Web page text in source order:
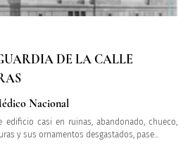
DE LA CALLE
Nacional
edificio casi en ruinas, abandonado, chueco,
y sus ornamentos desgastados, pase...